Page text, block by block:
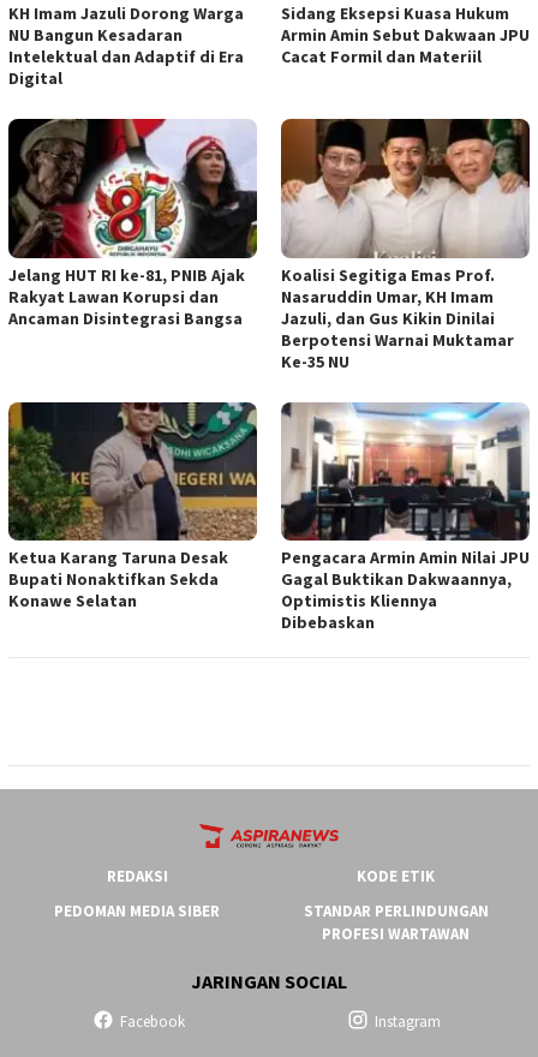
KH Imam Jazuli Dorong Warga
NU Bangun Kesadaran
Intelektual dan Adaptif di Era
Digital
‎Sidang Eksepsi Kuasa Hukum
Armin Amin Sebut Dakwaan JPU
Cacat Formil dan Materiil
Jelang HUT RI ke-81, PNIB Ajak
Rakyat Lawan Korupsi dan
Ancaman Disintegrasi Bangsa
Koalisi Segitiga Emas Prof.
Nasaruddin Umar, KH Imam
Jazuli, dan Gus Kikin Dinilai
Berpotensi Warnai Muktamar
Ke-35 NU
Ketua ‎Karang Taruna Desak
Bupati Nonaktifkan Sekda
Konawe Selatan
‎Pengacara Armin Amin Nilai JPU
Gagal Buktikan Dakwaannya,
Optimistis Kliennya
Dibebaskan
REDAKSI
KODE ETIK
PEDOMAN MEDIA SIBER
STANDAR PERLINDUNGAN
PROFESI WARTAWAN
JARINGAN SOCIAL
Facebook Instagram